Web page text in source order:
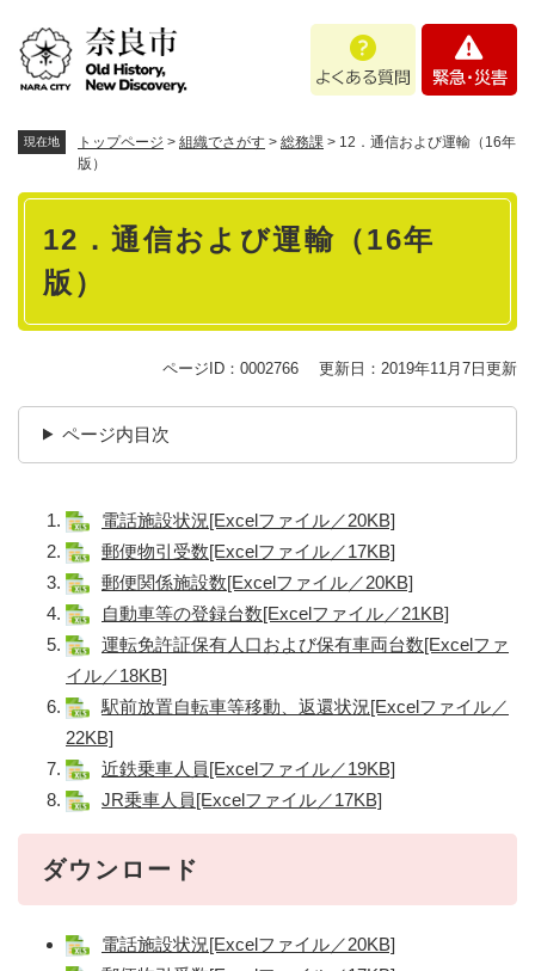
あ
問
・
現在地 トップページ > 組織でさがす > 総務課 > 12．通信および運輸（16年
版）
本
12．通信および運輸（16年
版）
ページID：0002766 更新日：2019年11月7日更新
ページ内目次
電話施設状況[Excelファイル／20KB]
郵便物引受数[Excelファイル／17KB]
郵便関係施設数[Excelファイル／20KB]
自動車等の登録台数[Excelファイル／21KB]
運転免許証保有人口および保有車両台数[Excelファ
イル／18KB]
駅前放置自転車等移動、返還状況[Excelファイル／
22KB]
近鉄乗車人員[Excelファイル／19KB]
JR乗車人員[Excelファイル／17KB]
ダウンロード
電話施設状況[Excelファイル／20KB]